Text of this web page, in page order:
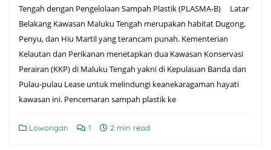
Tengah dengan Pengelolaan Sampah Plastik (PLASMA-B) Latar
Belakang Kawasan Maluku Tengah merupakan habitat Dugong,
Penyu, dan Hiu Martil yang terancam punah. Kementerian
Kelautan dan Perikanan menetapkan dua Kawasan Konservasi
Perairan (KKP) di Maluku Tengah yakni di Kepulauan Banda dan
Pulau-pulau Lease untuk melindungi keanekaragaman hayati
kawasan ini. Pencemaran sampah plastik ke
Lowongan 1 2 min read